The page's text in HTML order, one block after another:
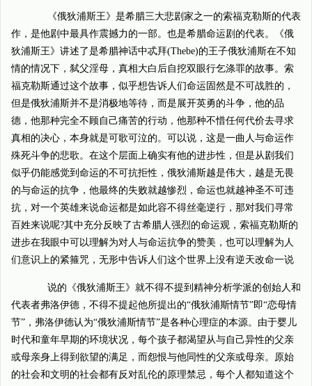
《俄狄浦斯王》是希腊三大悲剧家之一的索福克勒斯的代表
作，是他剧中最具作震撼力的一部。也是希腊命运剧的代表。《俄
狄浦斯王》讲述了是希腊神话中忒拜(Thebe)的王子俄狄浦斯在不知
情的情况下，弑父淫母，真相大白后自挖双眼行乞涤罪的故事。索
福克勒斯通过这个故事，似乎想告诉人们命运固然是不可战胜的，
但是俄狄浦斯并不是消极地等待，而是展开英勇的斗争，他的品
德，他那种完全不顾自己痛苦的行动，他那种不惜任何代价去寻求
真相的决心，本身就是可歌可泣的。可以说，这是一曲人与命运作
殊死斗争的悲歌。在这个层面上确实有他的进步性，但是从剧我们
似乎仍能感觉到命运的不可抗拒性，俄狄浦斯越是伟大，越是无畏
的与命运的抗争，他最终的失败就越惨烈，命运也就越神圣不可违
抗，对一个英雄来说命运都是如此容不得丝毫逆行，那对我们寻常
百姓来说呢?其中充分反映了古希腊人强烈的命运观，索福克勒斯的
进步在我眼中可以理解为对人与命运抗争的赞美，也可以理解为人
们意识上的紧箍咒，无形中告诉人们这个世界上没有逆天改命一说
说的《俄狄浦斯王》就不得不提到精神分析学派的创始人和
代表者弗洛伊德，不得不提起他所提出的“俄狄浦斯情节”即“恋母情
节”，弗洛伊德认为“俄狄浦斯情节”是各种心理症的本源。由于婴儿
时代和童年早期的环境状况，每个孩子都渴望从与自己异性的父亲
或母亲身上得到欲望的满足，而怨恨与他同性的父亲或母亲。原始
的社会和文明的社会都有反对乱伦的原理禁忌，每个人都知道这个